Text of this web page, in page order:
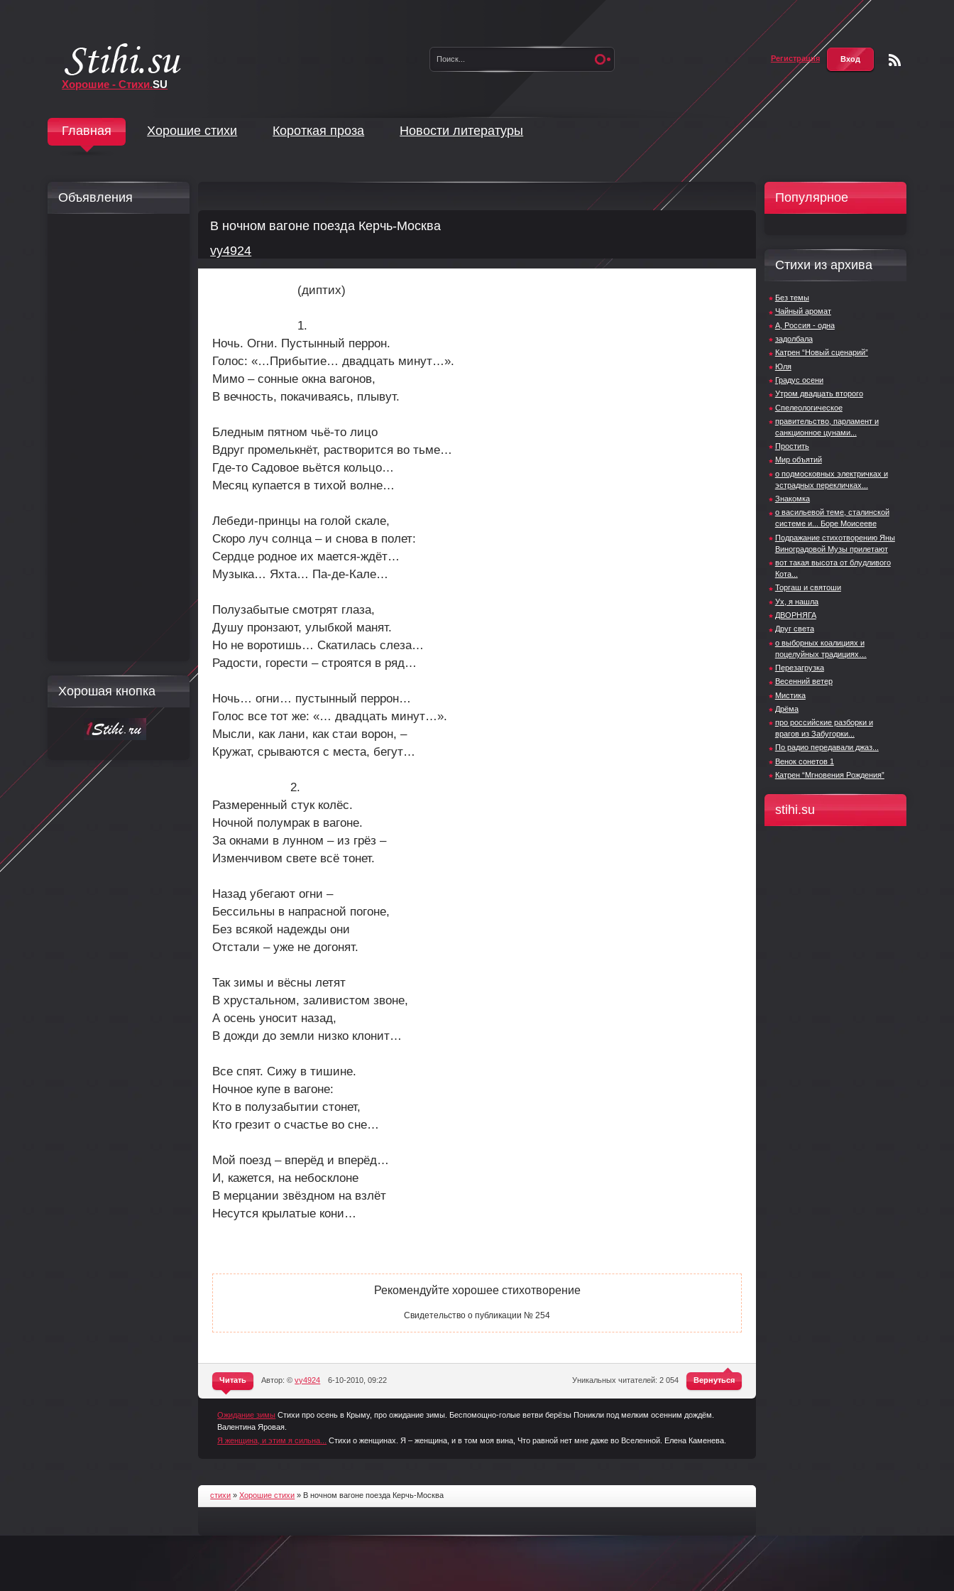
Хорошие - Стихи.SU
Регистрация Вход
Главная Хорошие стихи Короткая проза Новости литературы
В ночном вагоне поезда Керчь-Москва
vy4924
(диптих)
1.
Ночь. Огни. Пустынный перрон.
Голос: «…Прибытие… двадцать минут…».
Мимо – сонные окна вагонов,
В вечность, покачиваясь, плывут.
Бледным пятном чьё-то лицо
Вдруг промелькнёт, растворится во тьме…
Где-то Садовое вьётся кольцо…
Месяц купается в тихой волне…
Лебеди-принцы на голой скале,
Скоро луч солнца – и снова в полет:
Сердце родное их мается-ждёт…
Музыка… Яхта… Па-де-Кале…
Полузабытые смотрят глаза,
Душу пронзают, улыбкой манят.
Но не воротишь… Скатилась слеза…
Радости, горести – строятся в ряд…
Ночь… огни… пустынный перрон…
Голос все тот же: «… двадцать минут…».
Мысли, как лани, как стаи ворон, –
Кружат, срываются с места, бегут…
2.
Размеренный стук колёс.
Ночной полумрак в вагоне.
За окнами в лунном – из грёз –
Изменчивом свете всё тонет.
Назад убегают огни –
Бессильны в напрасной погоне,
Без всякой надежды они
Отстали – уже не догонят.
Так зимы и вёсны летят
В хрустальном, заливистом звоне,
А осень уносит назад,
В дожди до земли низко клонит…
Все спят. Сижу в тишине.
Ночное купе в вагоне:
Кто в полузабытии стонет,
Кто грезит о счастье во сне…
Мой поезд – вперёд и вперёд…
И, кажется, на небосклоне
В мерцании звёздном на взлёт
Несутся крылатые кони…
Рекомендуйте хорошее стихотворение
Свидетельство о публикации № 254
Вернуться
Уникальных читателей: 2 054
Читать
^
Автор: ©vy4924 6-10-2010, 09:22
Ожидание зимы Стихи про осень в Крыму, про ожидание зимы. Беспомощно-голые ветви берёзы Поникли под мелким осенним дождём.
Валентина Яровая.
Я женщина, и этим я сильна...
Стихи о женщинах. Я – женщина, и в том моя вина, Что равной нет мне даже во Вселенной. Елена Каменева.
стихи »Хорошие стихи » В ночном вагоне поезда Керчь-Москва
Популярное
Стихи из архива
Без темы
Чайный аромат
А, Россия - одна
задолбала
Катрен “Новый сценарий”
Юля
Градус осени
Утром двадцать второго
Спелеологическое
правительство, парламент и
санкционное цунами...
Простить
Мир объятий
о подмосковных электричках и
эстрадных перекличках...
Знакомка
о васильевой теме, сталинской
системе и... Боре Моисееве
Подражание стихотворению Яны
Виноградовой Музы прилетают
вот такая высота от блудливого
Кота...
Торгаш и святоши
Ух, я нашла
ДВОРНЯГА
Друг света
о выборных коалициях и
поцелуйных традициях…
Перезагрузка
Весенний ветер
Мистика
Дрёма
про российские разборки и
врагов из Забугорки...
По радио передавали джаз...
Венок сонетов 1
Катрен “Мгновения Рождения”
stihi.su
Объявления
Хорошая кнопка